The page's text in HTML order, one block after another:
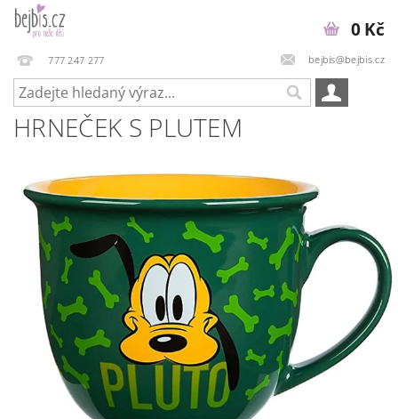
777 247 277 bejbis@bejbis.cz
0 Kč
HRNEČEK S PLUTEM